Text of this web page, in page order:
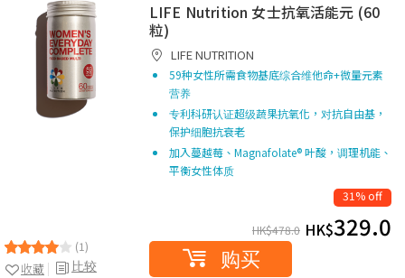
(1)
比较
收藏
LIFE Nutrition 女士抗氧活能元 (60
粒)
LIFE NUTRITION
59种女性所需食物基底综合维他命+微量元素
营养
专利科研认证超级蔬果抗氧化，对抗自由基，
保护细胞抗衰老​
加入蔓越莓、Magnafolate® 叶酸，调理机能、
平衡女性体质​
31% off
HK$478.0 HK$329.0
购买